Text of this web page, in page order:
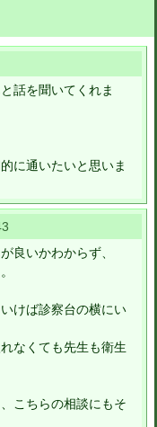
話を聞いてくれま
に通いたいと思いま
良いかわからず、
けば診察台の横にい
なくても先生も衛生
こちらの相談にもそ